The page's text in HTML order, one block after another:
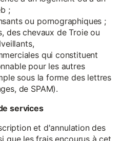
;
ou pornographiques ;
des chevaux de Troie ou
qui constituent
pour les autres
sous la forme des lettres
de SPAM).
services
et d'annulation des